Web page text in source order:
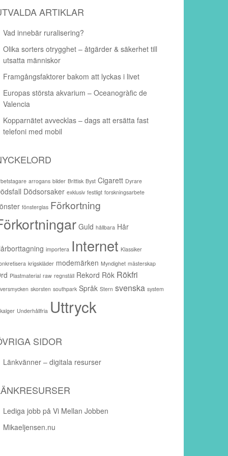
ARTIKLAR
Vad innebär ruralisering?
Olika sorters otrygghet – åtgärder & säkerhet till
utsatta människor
Framgångsfaktorer bakom att lyckas i livet
Europas största akvarium – Oceanogràfic de
Valencia
Kopparnätet avvecklas – dags att ersätta fast
telefoni med mobil
arrogans bilder Brittisk Byst Cigarett Dyrare
Dödsorsaker exklusiv festligt forskningsarbete
fönsterglas Förkortning
Guld hållbara Hår
importera Internet Klassiker
krigskläder modemärken Myndighet mästerskap
Plastmaterial raw regnställ Rekord Rök Rökfri
skorsten southpark Språk Stern svenska system
Underhållfria Uttryck
SIDOR
Länkvänner – digitala resurser
Lediga jobb på Vi Mellan Jobben
Mikaeljensen.nu